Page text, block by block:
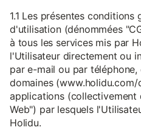
1.1 Les présentes conditions
d'utilisation (dénommées
à tous les services mis par
l'Utilisateur directement ou
par e-mail ou par
domaines
applications (collectivement
Web") par lesquels
Holidu.